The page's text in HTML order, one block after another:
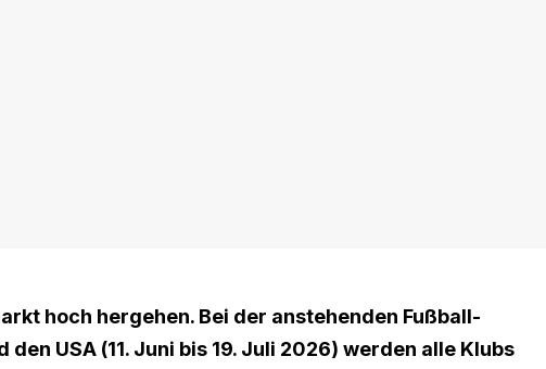
hoch hergehen. Bei der anstehenden Fußball-
USA (11. Juni bis 19. Juli 2026) werden alle Klubs